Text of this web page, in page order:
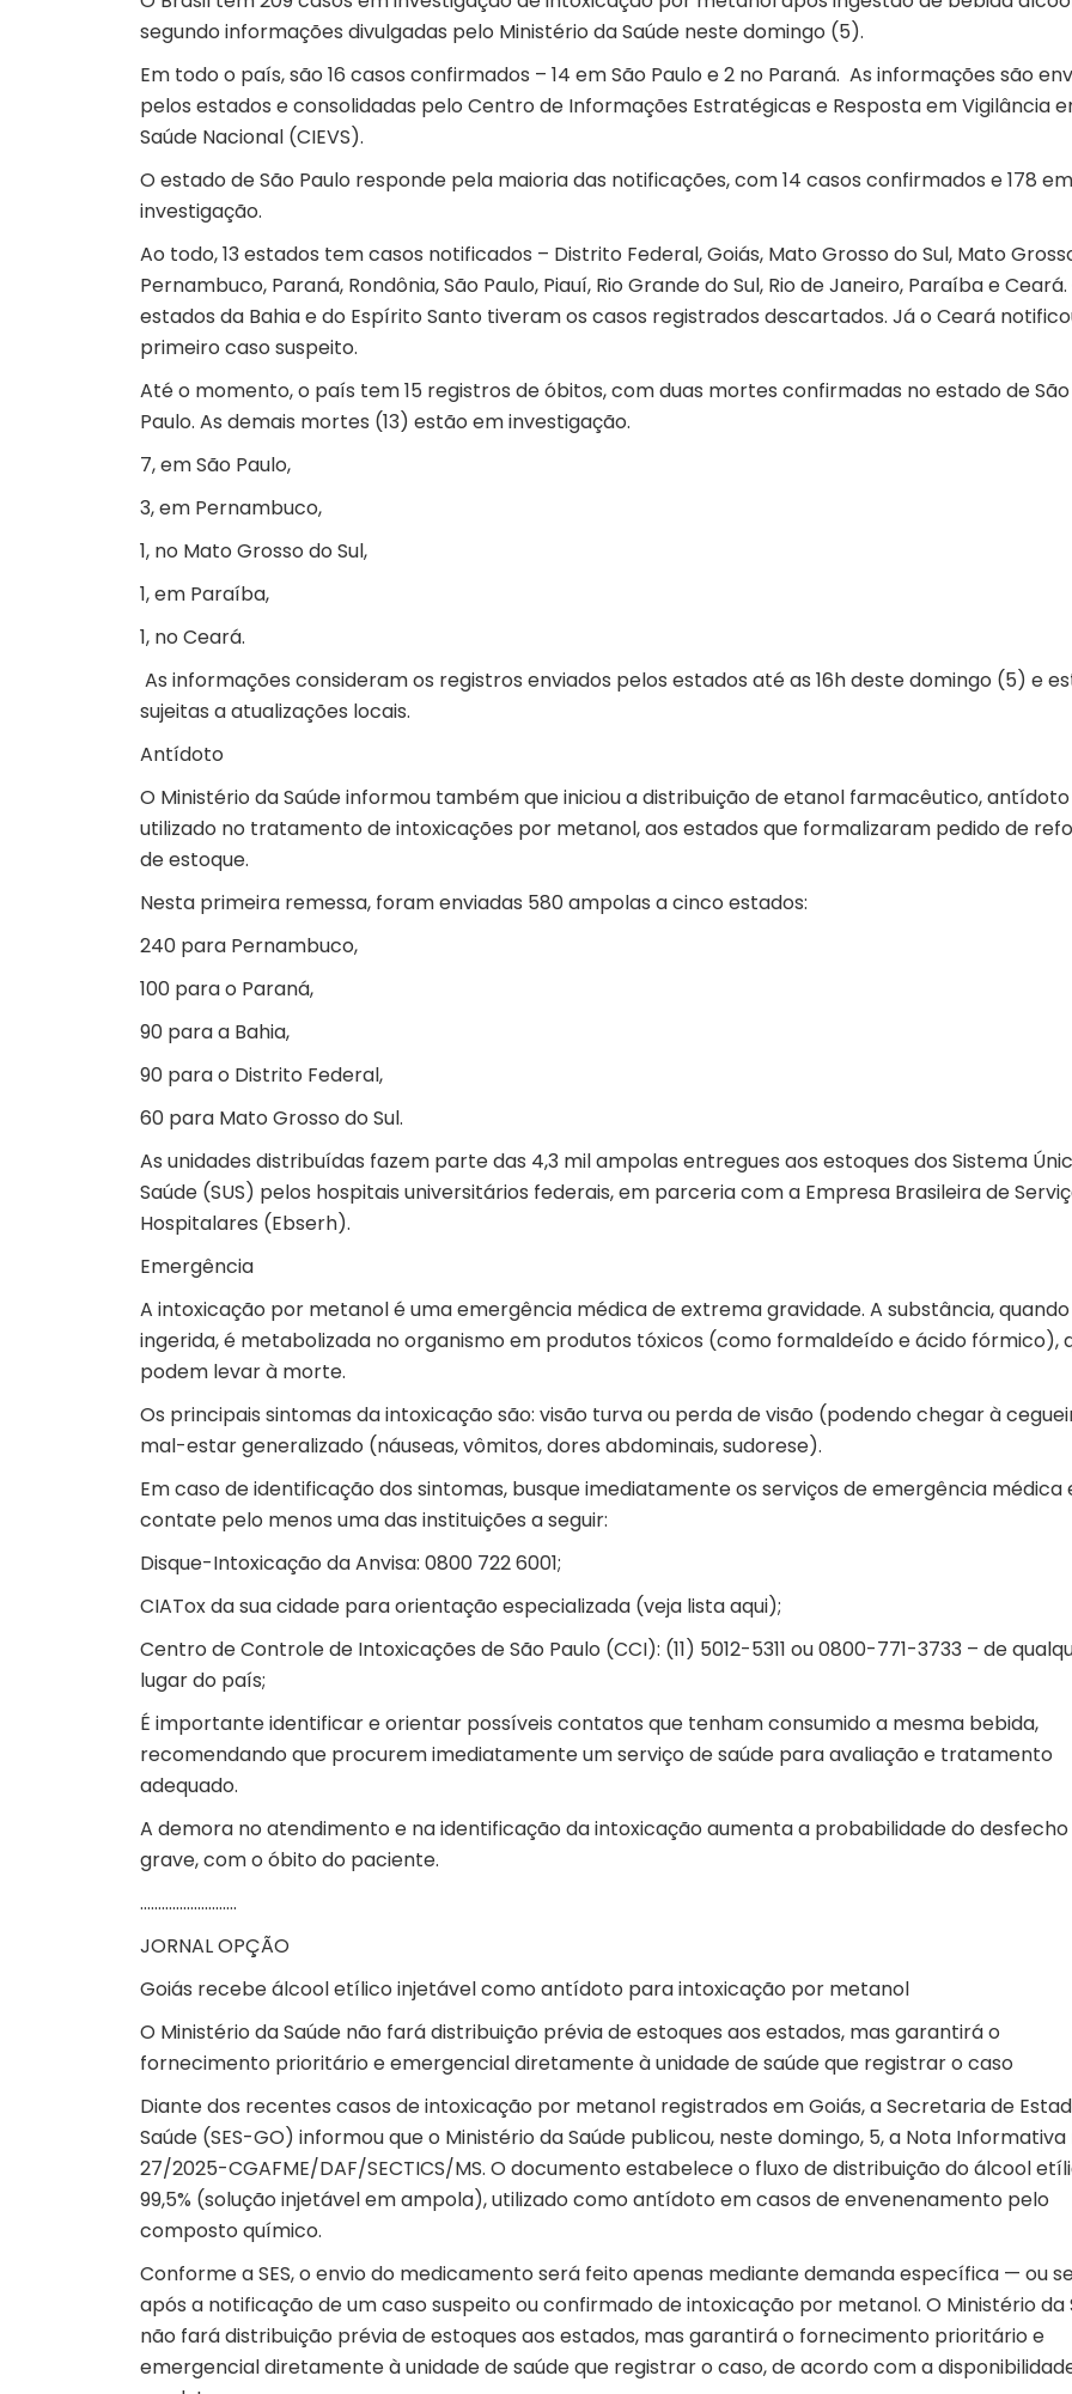
segundo informações divulgadas pelo Ministério da Saúde neste domingo (5).
Em todo o país, são 16 casos confirmados – 14 em São Paulo e2 no Paraná. As informações são
pelos estados e consolidadas pelo Centro de Informações Estratégicas e Resposta em Vigilância
Saúde Nacional (CIEVS).
O estado de São Paulo responde pela maioria das notificações, com 14 casos confirmados e 178 em
investigação.
Ao todo, 13 estados tem casos notificados – Distrito Federal, Goiás, Mato Grosso do Sul, Mato
Pernambuco, Paraná, Rondônia, São Paulo, Piauí, Rio Grande do Sul, Rio de Janeiro, Paraíba e Ceará.
estados da Bahia e do Espírito Santo tiveram os casos registrados descartados. Já o Ceará
primeiro caso suspeito.
Até o momento, o país tem 15 registros de óbitos, com duas mortes confirmadas no estado de São
Paulo. As demais mortes (13) estão em investigação.
7, em São Paulo,
3, em Pernambuco,
1, no Mato Grosso do Sul,
1, em Paraíba,
1, no Ceará.
As informações consideram os registros enviados pelos estados até as 16h deste domingo (5) e
sujeitas a atualizações locais.
Antídoto
O Ministério da Saúde informou também que iniciou a distribuição de etanol farmacêutico, antídoto
utilizado no tratamento de intoxicações por metanol, aos estados que formalizaram pedido de
de estoque.
Nesta primeira remessa, foram enviadas 580 ampolas a cinco estados:
240 para Pernambuco,
100 para o Paraná,
90 para a Bahia,
90 para o Distrito Federal,
60 para Mato Grosso do Sul.
As unidades distribuídas fazem parte das 4,3 mil ampolas entregues aos estoques dos Sistema
Saúde (SUS) pelos hospitais universitários federais, em parceria com a Empresa Brasileira de
Hospitalares (Ebserh).
Emergência
A intoxicação por metanol é uma emergência médica de extrema gravidade. A substância, quando
ingerida, é metabolizada no organismo em produtos tóxicos (como formaldeído e ácido fórmico),
podem levar à morte.
Os principais sintomas da intoxicação são: visão turva ou perda de visão (podendo chegar à
mal-estar generalizado (náuseas, vômitos, dores abdominais, sudorese).
Em caso de identificação dos sintomas, busque imediatamente os serviços de emergência médica
contate pelo menos uma das instituições a seguir:
Disque-Intoxicação da Anvisa: 0800 722 6001;
CIATox da sua cidade para orientação especializada (veja lista aqui);
Centro de Controle de Intoxicações de São Paulo (CCI): (11) 5012-5311 ou 0800-771-3733 – de
lugar do país;
É importante identificar e orientar possíveis contatos que tenham consumido a mesma bebida,
recomendando que procurem imediatamente um serviço de saúde para avaliação e tratamento
adequado.
A demora no atendimento e na identificação da intoxicação aumenta a probabilidade do desfecho
grave, com o óbito do paciente.
………………………
JORNAL OPÇÃO
Goiás recebe álcool etílico injetável como antídoto para intoxicação por metanol
O Ministério da Saúde não fará distribuição prévia de estoques aos estados, mas garantirá o
fornecimento prioritário e emergencial diretamente à unidade de saúde que registrar o caso
Diante dos recentes casos de intoxicação por metanol registrados em Goiás, a Secretaria de
Saúde (SES-GO) informou que o Ministério da Saúde publicou, neste domingo, 5, a Nota Informativa
27/2025-CGAFME/DAF/SECTICS/MS. O documento estabelece o fluxo de distribuição do álcool
99,5% (solução injetável em ampola), utilizado como antídoto em casos de envenenamento pelo
composto químico.
Conforme a SES, o envio do medicamento será feito apenas mediante demanda específica — ou
após a notificação de um caso suspeito ou confirmado de intoxicação por metanol. O Ministério da
não fará distribuição prévia de estoques aos estados, mas garantirá o fornecimento prioritário e
emergencial diretamente à unidade de saúde que registrar o caso, de acordo com a